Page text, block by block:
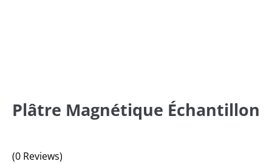
Plâtre Magnétique Échantillon
(0 Reviews)